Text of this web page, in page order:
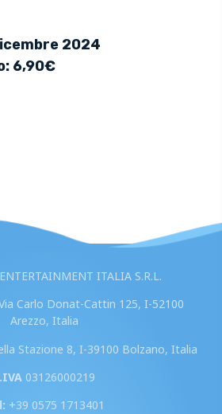
2024
6,90€
ITALIA S.R.L.
Carlo Donat-Cattin 125, I-52100
Arezzo, Italia
Stazione 8, I-39100 Bolzano, Italia
03126000219
+39 0575 1713401